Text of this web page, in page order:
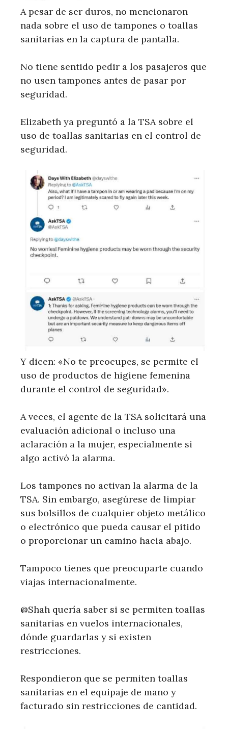
A pesar de ser duros, no mencionaron
nada sobre el uso de tampones o toallas
sanitarias en la captura de pantalla.
No tiene sentido pedir a los pasajeros que
no usen tampones antes de pasar por
seguridad.
Elizabeth ya preguntó a la TSA sobre el
uso de toallas sanitarias en el control de
seguridad.
Y dicen: «No te preocupes, se permite el
uso de productos de higiene femenina
durante el control de seguridad».
A veces, el agente de la TSA solicitará una
evaluación adicional o incluso una
aclaración a la mujer, especialmente si
algo activó la alarma.
Los tampones no activan la alarma de la
TSA. Sin embargo, asegúrese de limpiar
sus bolsillos de cualquier objeto metálico
o electrónico que pueda causar el pitido
o proporcionar un camino hacia abajo.
Tampoco tienes que preocuparte cuando
viajas internacionalmente.
@Shah quería saber si se permiten toallas
sanitarias en vuelos internacionales,
dónde guardarlas y si existen
restricciones.
Respondieron que se permiten toallas
sanitarias en el equipaje de mano y
facturado sin restricciones de cantidad.